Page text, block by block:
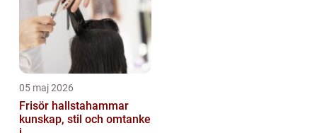
05 maj 2026
Frisör hallstahammar
kunskap, stil och omtanke